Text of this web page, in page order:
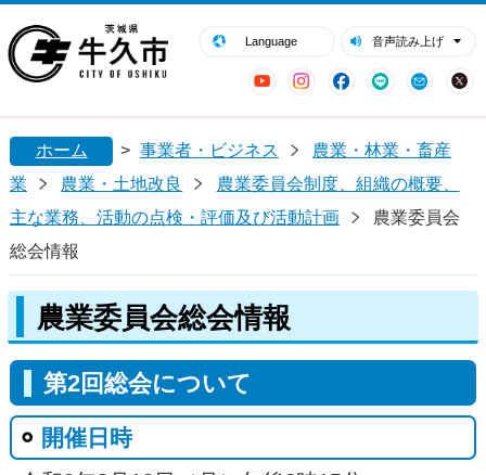
Language 音声読み上げ
YouTubeInstagram
Facebook
LINE Mail
閉じる
ホーム > 事業者・ビジネス
農業・林業・畜産
業
農業・土地改良
農業委員会制度、組織の概要、
主な業務、活動の点検・評価及び活動計画
農業委員会
総会情報
農業委員会総会情報
第2回総会について
開催日時